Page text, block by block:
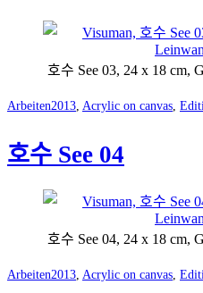
호수 See 03, 24 x 18
Categorized
as
ArbeitenTagged
2013, Acrylic on canvas,
호수 See 04
호수 See 04, 24 x 18
Categorized
as
ArbeitenTagged
2013, Acrylic on canvas,